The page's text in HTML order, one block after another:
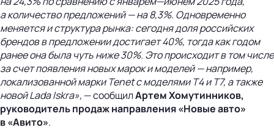
а количество предложений — на 8,3%. Одновременно
меняется и структура рынка: сегодня доля российских
брендов в предложении достигает 40%, тогда как годом
ранее она была чуть ниже 30%. Это происходит в том числе
за счет появления новых марок и моделей — например,
локализованной марки Tenet с моделями T4 и T7, а также
новой Lada Iskra», — сообщилАртем Хомутинников,
руководитель продаж направления «Новые авто»
в «Авито».